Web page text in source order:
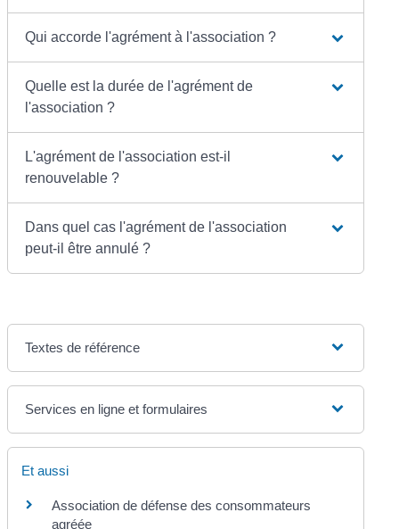
Qui accorde l'agrément à l'association ?
Quelle est la durée de l'agrément de
l'association ?
L'agrément de l'association est-il
renouvelable ?
Dans quel cas l'agrément de l'association
peut-il être annulé ?
Textes de référence
Services en ligne et formulaires
Et aussi
Association de défense des consommateurs
agréée